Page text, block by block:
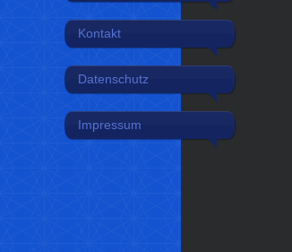
Kontakt
Datenschutz
Impressum